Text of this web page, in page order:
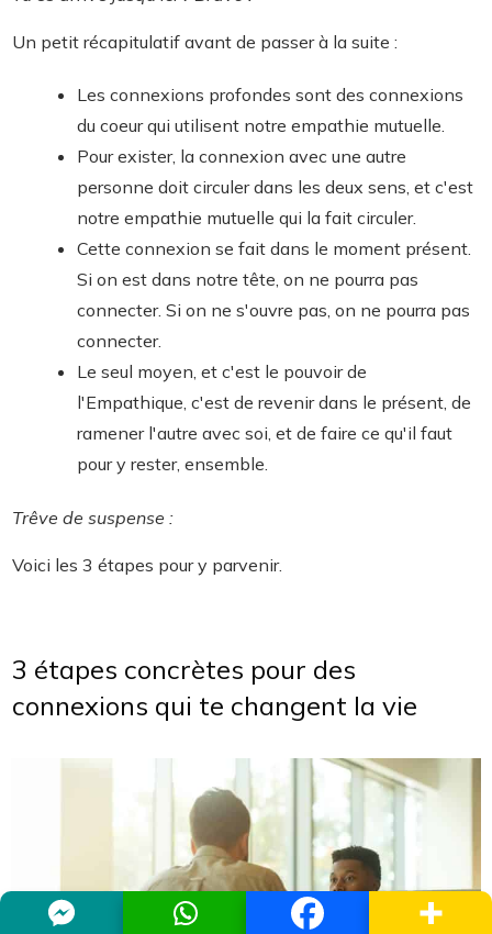
Un petit récapitulatif avant de passer à la suite :
Les connexions profondes sont des connexions
du coeur qui utilisent notre empathie mutuelle.
Pour exister, la connexion avec une autre
personne doit circuler dans les deux sens, et c'est
notre empathie mutuelle qui la fait circuler.
Cette connexion se fait dans le moment présent.
Si on est dans notre tête, on ne pourra pas
connecter. Si on ne s'ouvre pas, on ne pourra pas
connecter.
Le seul moyen, et c'est le pouvoir de
l'Empathique, c'est de revenir dans le présent, de
ramener l'autre avec soi, et de faire ce qu'il faut
pour y rester, ensemble.
Trêve de suspense :
Voici les 3 étapes pour y parvenir.
3 étapes concrètes pour des
connexions qui te changent la vie